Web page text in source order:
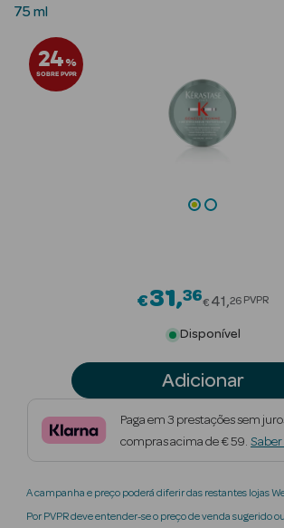
Beauty Season
Beauty Season
Cosmética
Beauty Season
Beauty Season
Beauty Season
Beauty Season
75 ml
24%
SOBRE PVPR
€31 36Price
€ 41 26 PVPR
Disponível
Adicionar
Paga em 3 prestações sem
compras acima de € 59.
A campanha e preço poderá diferir das restantes lojas
Por PVPR deve entender-se o preço de venda sugerido